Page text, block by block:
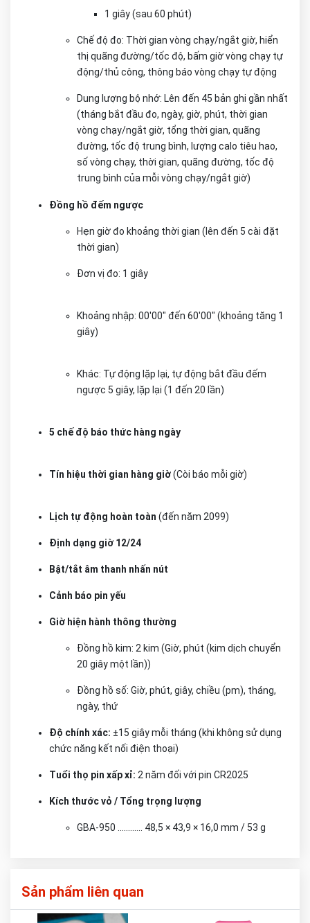
1 giây (sau 60 phút)
Chế độ đo: Thời gian vòng chạy/ngắt giờ, hiển
thị quãng đường/tốc độ, bấm giờ vòng chạy tự
động/thủ công, thông báo vòng chạy tự động
Dung lượng bộ nhớ: Lên đến 45 bản ghi gần nhất
(tháng bắt đầu đo, ngày, giờ, phút, thời gian
vòng chạy/ngắt giờ, tổng thời gian, quãng
đường, tốc độ trung bình, lượng calo tiêu hao,
số vòng chạy, thời gian, quãng đường, tốc độ
trung bình của mỗi vòng chạy/ngắt giờ)
Đồng hồ đếm ngược
Hẹn giờ đo khoảng thời gian (lên đến 5 cài đặt
thời gian)
Đơn vị đo: 1 giây
Khoảng nhập: 00'00" đến 60'00" (khoảng tăng 1
giây)
Khác: Tự động lặp lại, tự động bắt đầu đếm
ngược 5 giây, lặp lại (1 đến 20 lần)
5 chế độ báo thức hàng ngày
Tín hiệu thời gian hàng giờ(Còi báo mỗi giờ)
Lịch tự động hoàn toàn (đến năm 2099)
Định dạng giờ 12/24
Bật/tắt âm thanh nhấn nút
Cảnh báo pin yếu
Giờ hiện hành thông thường
Đồng hồ kim: 2 kim (Giờ, phút (kim dịch chuyển
20 giây một lần))
Đồng hồ số: Giờ, phút, giây, chiều (pm), tháng,
ngày, thứ
Độ chính xác: ±15 giây mỗi tháng (khi không sử dụng
chức năng kết nối điện thoại)
Tuổi thọ pin xấp xỉ: 2 năm đối với pin CR2025
Kích thước vỏ / Tổng trọng lượng
GBA-950 ............ 48,5 × 43,9 × 16,0 mm / 53 g
Sản phẩm liên quan